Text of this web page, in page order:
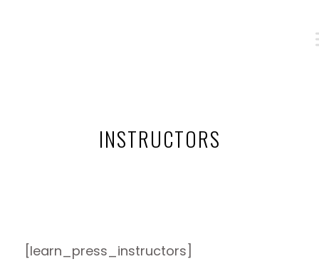
INSTRUCTORS
[learn_press_instructors]